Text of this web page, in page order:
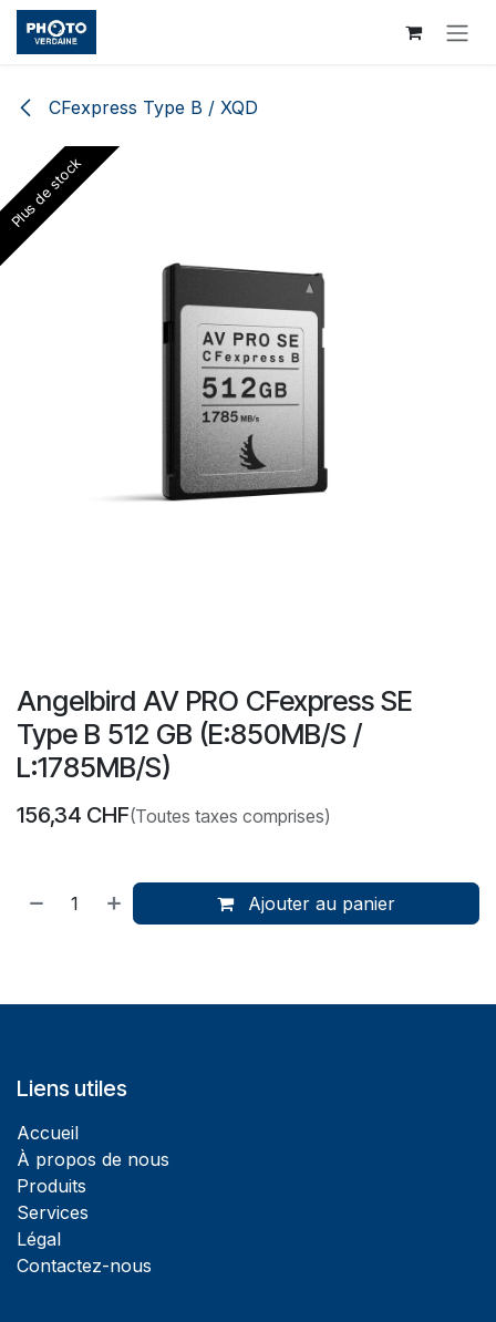
Se rendre au contenu
CFexpress Type B / XQD
Plus de stock
Angelbird AV PRO CFexpress SE
Type B 512 GB (E:850MB/S /
L:1785MB/S)
156,34 CHF(Toutes taxes comprises)
Ajouter au panier
Liens utiles
Accueil
À propos de nous
Produits
Services
Légal
Contactez-nous